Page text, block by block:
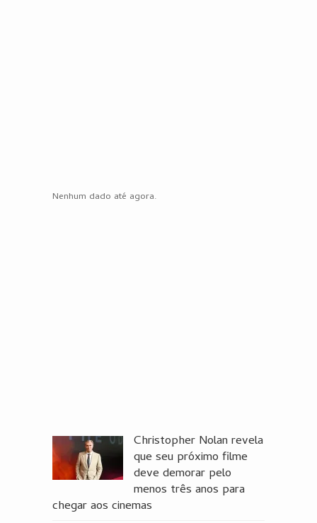
Nenhum dado até agora.
Christopher Nolan revela
que seu próximo filme
deve demorar pelo
menos três anos para
chegar aos cinemas